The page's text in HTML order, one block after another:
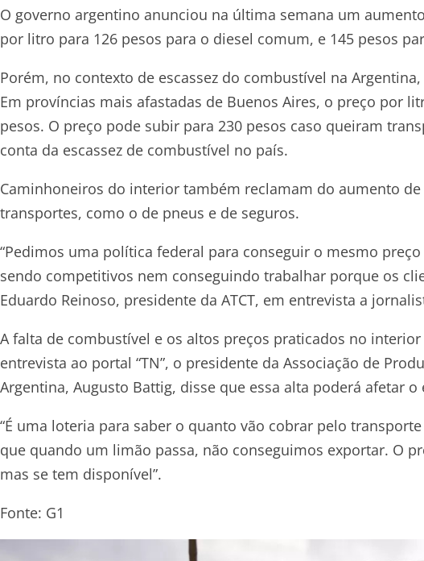
O governo argentino anunciou na última semana um
por litro para 126 pesos para o diesel comum, e 145 pesos
Porém, no contexto de escassez do combustível na
Em províncias mais afastadas de Buenos Aires, o preço por
pesos. O preço pode subir para 230 pesos caso queiram
conta da escassez de combustível no país.
Caminhoneiros do interior também reclamam do aumento
transportes, como o de pneus e de seguros.
“Pedimos uma política federal para conseguir o mesmo
sendo competitivos nem conseguindo trabalhar porque os
Eduardo Reinoso, presidente da ATCT, em entrevista a
A falta de combustível e os altos preços praticados no
entrevista ao portal “TN”, o presidente da Associação de
Argentina, Augusto Battig, disse que essa alta poderá afetar
“É uma loteria para saber o quanto vão cobrar pelo
que quando um limão passa, não conseguimos exportar. O
mas se tem disponível”.
Fonte: G1